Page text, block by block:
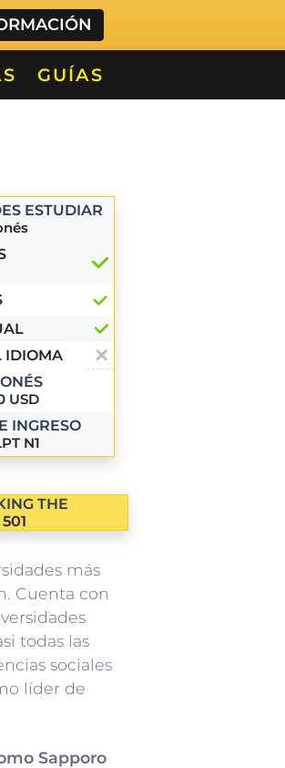
GUÍAS
ESTUDIAR
IDIOMA
USD
INGRESO
N1
THE
501
más
Cuenta con
todas las
sociales
líder de
Sapporo